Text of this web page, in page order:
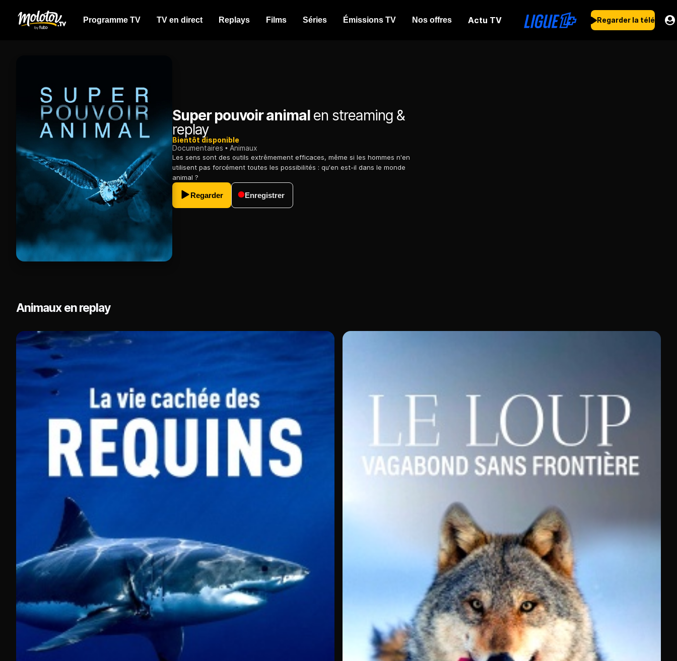
Programme TV TV en direct Replays Films Séries Émissions TV Nos offres Actu TV Regarder la télé
Super pouvoir animalen streaming &
replay
Bientôt disponible
Documentaires
Animaux
Les sens sont des outils extrêmement efficaces, même si les hommes n'en
utilisent pas forcément toutes les possibilités : qu'en est-il dans le monde
animal ?
Regarder Enregistrer
Animaux en replay